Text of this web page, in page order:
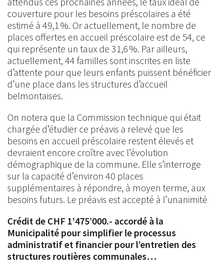
couverture pour les besoins préscolaires a été
estimé à 49,1 %. Or actuellement, le nombre de
places offertes en accueil préscolaire est de 54, ce
qui représente un taux de 31,6 %. Par ailleurs,
actuellement, 44 familles sont inscrites en liste
d’attente pour que leurs enfants puissent bénéficier
d’une place dans les structures d’accueil
belmontaises.
On notera que la Commission technique qui était
chargée d’étudier ce préavis a relevé que les
besoins en accueil préscolaire restent élevés et
devraient encore croître avec l’évolution
démographique de la commune. Elle s’interroge
sur la capacité d’environ 40 places
supplémentaires à répondre, à moyen terme, aux
besoins futurs. Le préavis est accepté à l’unanimité
Crédit de CHF 1’475’000.- accordé à la
Municipalité pour simplifier le processus
administratif et financier pour l’entretien des
structures routières communales…